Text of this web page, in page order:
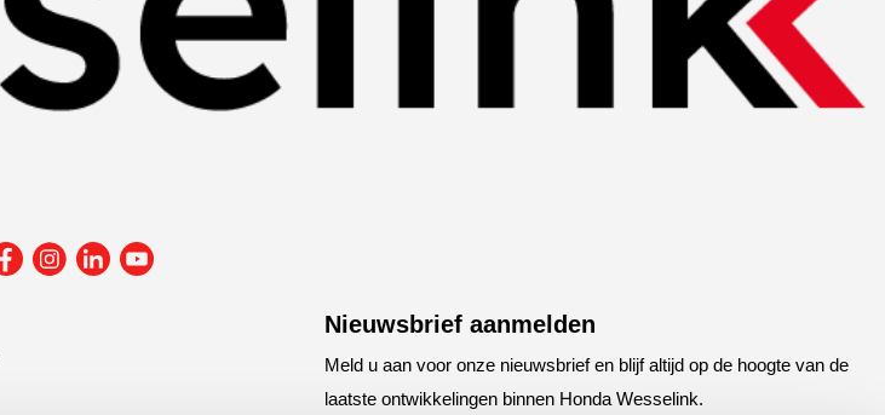
Nieuwsbrief aanmelden
Meld u aan voor onze nieuwsbrief en blijf altijd op de hoogte van de
laatste ontwikkelingen binnen Honda Wesselink.